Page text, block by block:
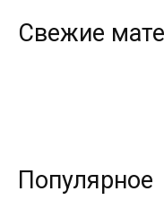
Свежие
Популярное